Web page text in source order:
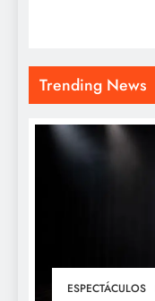
Trending News
ESPECTÁCULOS